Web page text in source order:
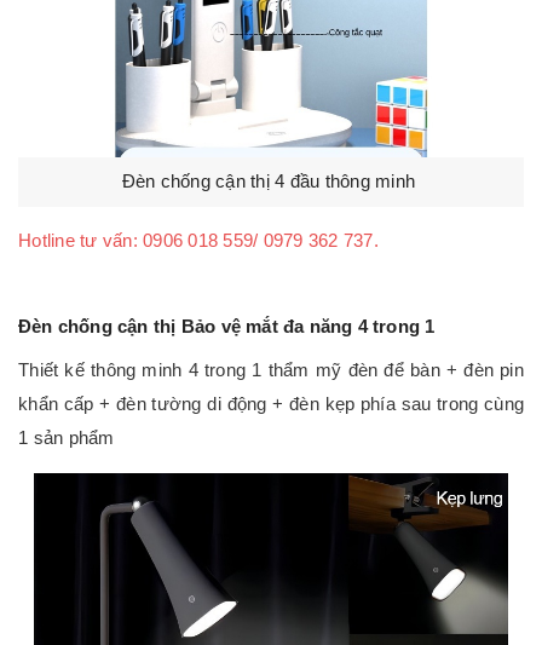
Đèn chống cận thị 4 đầu thông minh
Hotline tư vấn: 0906 018 559/ 0979 362 737.
Đèn chống cận thị Bảo vệ mắt đa năng 4 trong 1
Thiết kế thông minh 4 trong 1 thẩm mỹ đèn để bàn + đèn pin
khẩn cấp + đèn tường di động + đèn kẹp phía sau trong cùng
1 sản phẩm